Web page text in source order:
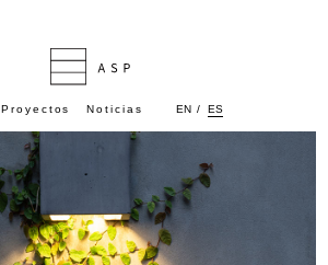
Proyectos Noticias EN/ ES